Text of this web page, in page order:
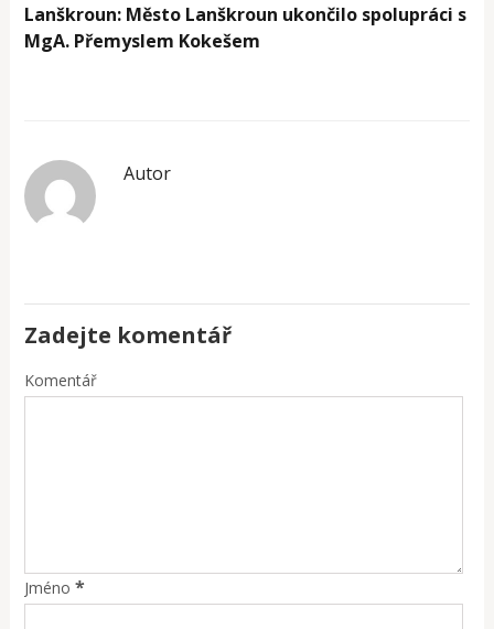
Lanškroun: Město Lanškroun ukončilo spolupráci s
MgA. Přemyslem Kokešem
Autor
Zadejte komentář
Komentář
Jméno *